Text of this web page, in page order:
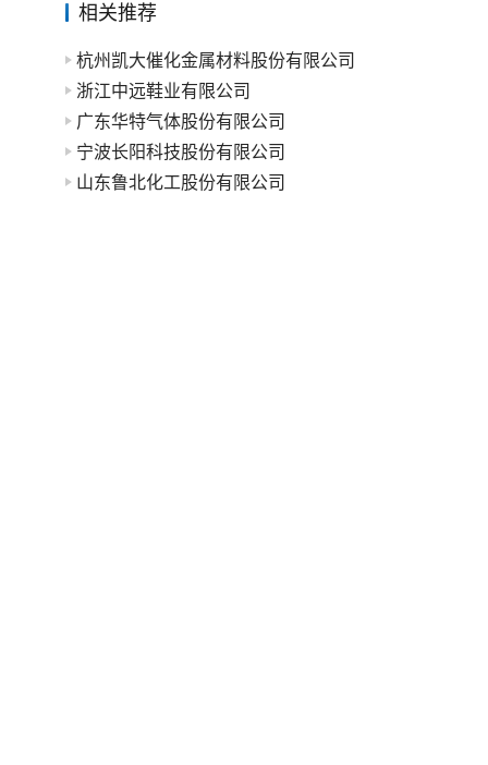
相关推荐
杭州凯大催化金属材料股份有限公司
浙江中远鞋业有限公司
广东华特气体股份有限公司
宁波长阳科技股份有限公司
山东鲁北化工股份有限公司